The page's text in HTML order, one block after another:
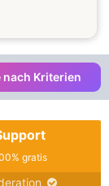
nach Kriterien
gratis